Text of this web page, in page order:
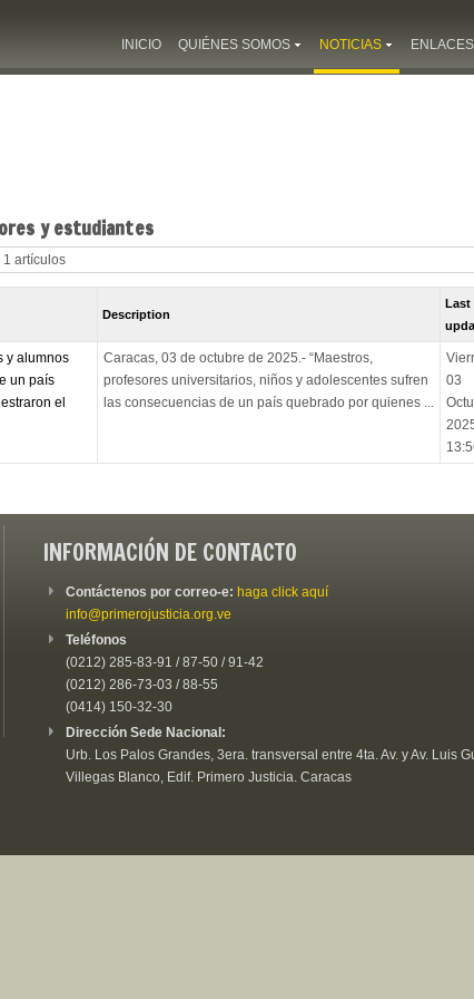
INICIO QUIÉNES SOMOS NOTICIAS ENLACES
y estudiantes
1 artículos
Description
Last
y alumnos
un país
el
Caracas, 03 de octubre de 2025.- “Maestros,
profesores universitarios, niños y adolescentes sufren
las consecuencias de un país quebrado por quienes ...
03
INFORMACIÓN DE CONTACTO
Contáctenos por correo-e: haga click aquí
info@primerojusticia.org.ve
Teléfonos
(0212) 285-83-91 / 87-50 / 91-42
(0212) 286-73-03 / 88-55
(0414) 150-32-30
Dirección Sede Nacional:
Urb. Los Palos Grandes, 3era. transversal entre 4ta. Av. y Av. Luis
Villegas Blanco, Edif. Primero Justicia. Caracas